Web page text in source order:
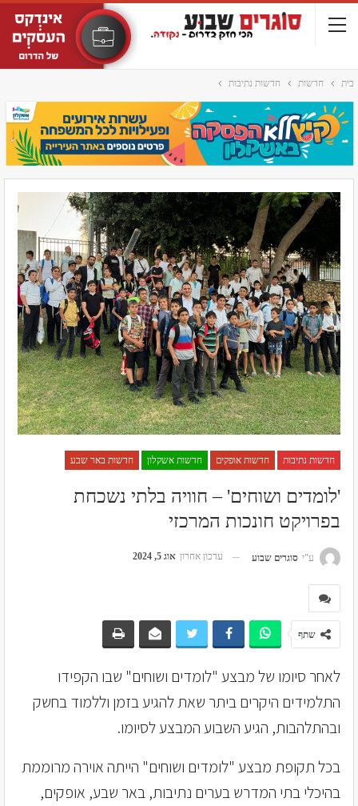
בית חדשות חדשות נתיבות
חדשות נתיבות חדשות אופקים חדשות אשקלון חדשות באר שבע
'לומדים ושוחים' – חוויה בלתי נשכחת
בפרויקט חונכות המרכזי
ע"י סוגרים שבוע עדכון אחרון אוג 5, 2024
שתף
לאחר סיומו של מבצע "לומדים ושוחים" שבו הקפידו
התלמידים היקרים ביתר שאת להגיע בזמן וללמוד בחשק
ובהתלהבות, הגיע השבוע המבצע לסיומו.
בכל תקופת מבצע "לומדים ושוחים" הייתה אוירה מרוממת
בהיכלי בתי המדרש בערים נתיבות, באר שבע, אופקים,